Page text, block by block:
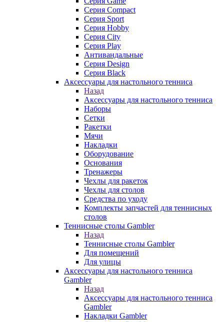
Серия Compact
Серия Sport
Серия Hobby
Серия City
Серия Play
Антивандальные
Серия Design
Серия Black
Аксессуары для настольного тенниса
Назад
Аксессуары для настольного тенниса
Наборы
Сетки
Ракетки
Мячи
Накладки
Оборудование
Основания
Тренажеры
Чехлы для ракеток
Чехлы для столов
Средства по уходу
Комплекты запчастей для теннисных
столов
Теннисные столы Gambler
Назад
Теннисные столы Gambler
Для помещений
Для улицы
Аксессуары для настольного тенниса
Gambler
Назад
Аксессуары для настольного тенниса
Gambler
Накладки Gambler